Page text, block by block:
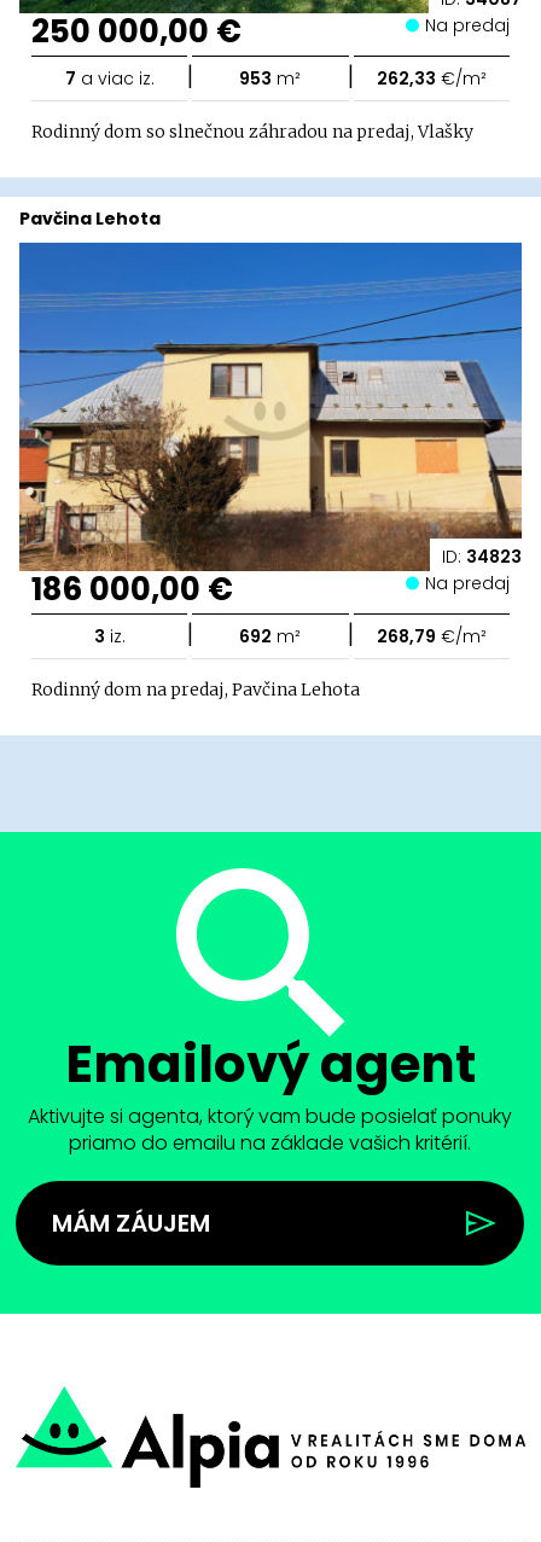
250 000,00 € Na predaj
7 a viac iz. | 953 m² | 262,33 €/m²
Rodinný dom so slnečnou záhradou na predaj, Vlašky
ID: 34823
Pavčina Lehota
186 000,00 € Na predaj
3 iz. | 692 m² | 268,79 €/m²
Rodinný dom na predaj, Pavčina Lehota
Emailový agent
Aktivujte si agenta, ktorý vam bude posielať ponuky
priamo do emailu na základe vašich kritérií.
MÁM ZÁUJEM